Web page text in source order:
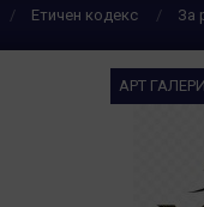
Етичен кодекс За
АРТ